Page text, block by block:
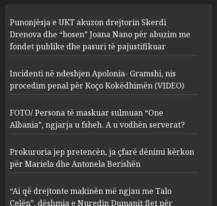
2
Apolonia- Gramshi, nis
procedim penal për Koço
Kokëdhimën (VIDEO)
MARCH 27, 2025
3
FOTO/ Persona të maskuar
sulmuan “One Albania”,
ngjarja u fsheh. A u vodhën
serverat?
MARCH 25, 2025
Prokuroria jep pretencën, ja
çfarë dënimi kërkon për
Berishën
Punonjësja e UKT akuzon drejtorin Skerdi
Drenova dhe “bosen” Joana Nano për abuzim me
fondet publike dhe pasuri të pajustifikuar
Incidenti në ndeshjen Apolonia- Gramshi, nis
procedim penal për Koço Kokëdhimën (VIDEO)
FOTO/ Persona të maskuar sulmuan “One
Albania”, ngjarja u fsheh. A u vodhën serverat?
Prokuroria jep pretencën, ja çfarë dënimi kërkon
për Mariela dhe Antonela Berishën
“Ai që drejtonte makinën më ngjau me Talo
Çelën”, dëshmia e Nuredin Dumanit flet për